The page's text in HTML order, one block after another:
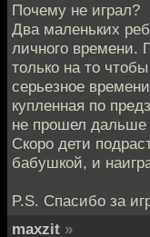
Почему не играл?
Два маленьких
личного времени.
только на то
серьезное
купленная по
не прошел дальше
Скоро дети
бабушкой, и
P.S. Спасибо за
maxzit »